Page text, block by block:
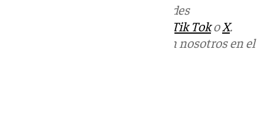
en las redes
Tik TokoX.
Puedes ponerte en contacto con nosotros en el